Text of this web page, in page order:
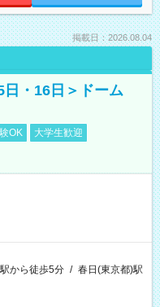
掲載日：2026.08.04
日・16日＞ドーム
OK
大学生歓迎
から徒歩5分 / 春日(東京都)駅